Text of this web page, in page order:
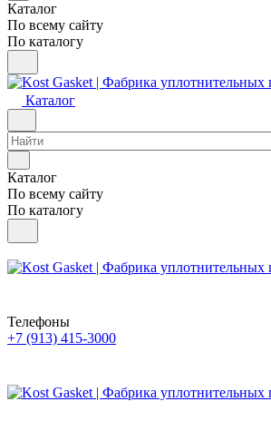
Каталог
По всему сайту
По каталогу
Каталог
Каталог
По всему сайту
По каталогу
Телефоны
+7 (913) 415-3000